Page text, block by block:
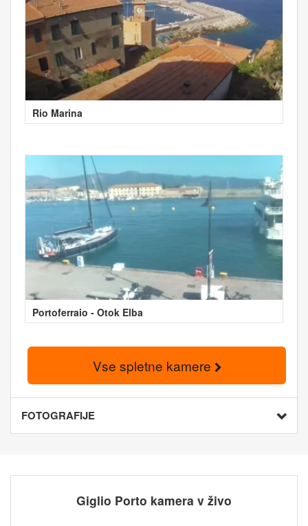
Rio Marina
Portoferraio - Otok Elba
Vse spletne kamere
FOTOGRAFIJE
Giglio Porto kamera v živo